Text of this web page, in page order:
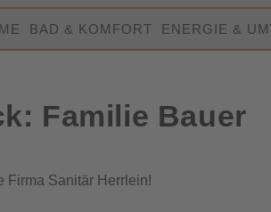
BAD & KOMFORT ENERGIE &
Familie Bauer
Firma Sanitär Herrlein!